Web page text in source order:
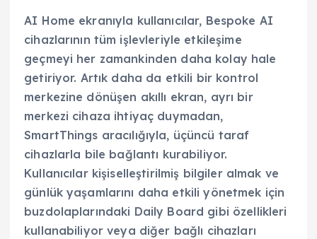
AI Home ekranıyla kullanıcılar, Bespoke AI
cihazlarının tüm işlevleriyle etkileşime
geçmeyi her zamankinden daha kolay hale
getiriyor. Artık daha da etkili bir kontrol
merkezine dönüşen akıllı ekran, ayrı bir
merkezi cihaza ihtiyaç duymadan,
SmartThings aracılığıyla, üçüncü taraf
cihazlarla bile bağlantı kurabiliyor.
Kullanıcılar kişiselleştirilmiş bilgiler almak ve
günlük yaşamlarını daha etkili yönetmek için
buzdolaplarındaki Daily Board gibi özellikleri
kullanabiliyor veya diğer bağlı cihazları